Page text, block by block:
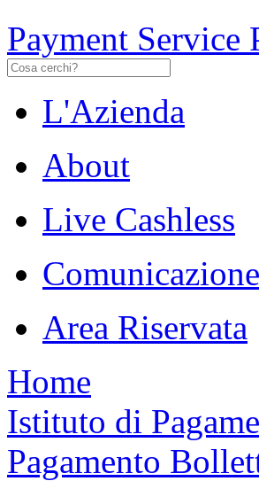
Payment Service
L'Azienda
About
Live Cashless
Comunicazione
Area Riservata
Home
Istituto di
Pagamento